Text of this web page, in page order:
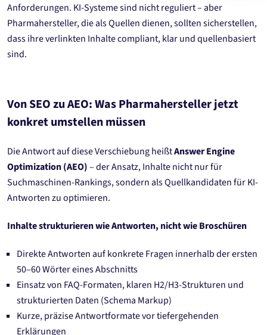
Anforderungen. KI-Systeme sind nicht reguliert – aber
Pharmahersteller, die als Quellen dienen, sollten sicherstellen,
dass ihre verlinkten Inhalte compliant, klar und quellenbasiert
sind.
Von SEO zu AEO: Was Pharmahersteller jetzt
konkret umstellen müssen
Die Antwort auf diese Verschiebung heißtAnswer Engine
Optimization (AEO)– der Ansatz, Inhalte nicht nur für
Suchmaschinen-Rankings, sondern als Quellkandidaten für KI-
Antworten zu optimieren.
Inhalte strukturieren wie Antworten, nicht wie Broschüren
Direkte Antworten auf konkrete Fragen innerhalb der ersten
50–60 Wörter eines Abschnitts
Einsatz von FAQ-Formaten, klaren H2/H3-Strukturen und
strukturierten Daten (Schema Markup)
Kurze, präzise Antwortformate vor tiefergehenden
Erklärungen